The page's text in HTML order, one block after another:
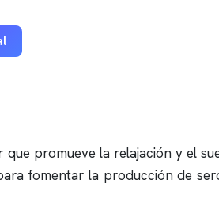
promueve la relajación y el
fomentar la producción de